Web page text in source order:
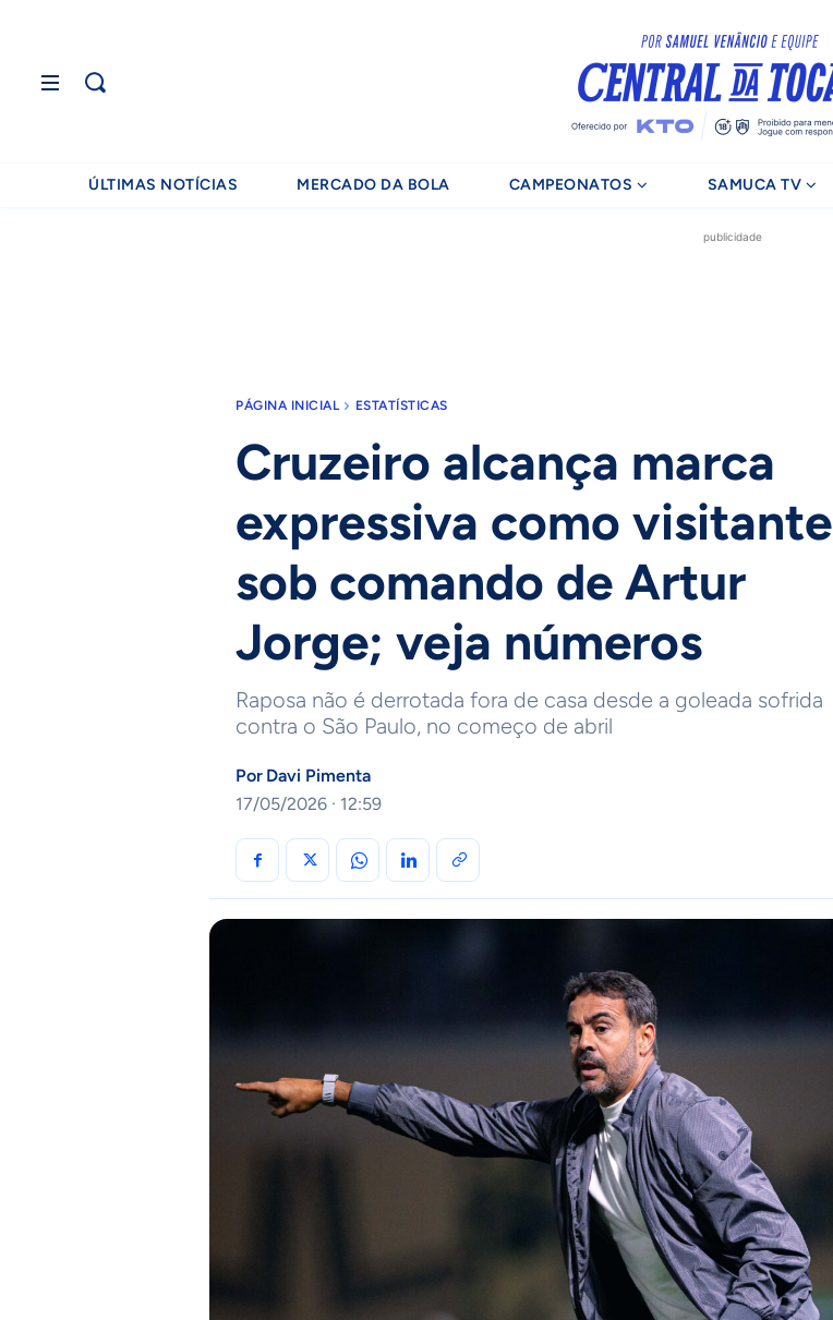
ÚLTIMAS NOTÍCIAS MERCADO DA BOLA CAMPEONATOS SAMUCA TV
publicidade
PÁGINA INICIAL ESTATÍSTICAS
Cruzeiro alcança marca
expressiva como visitante
sob comando de Artur
Jorge; veja números
Raposa não é derrotada fora de casa desde a goleada sofrida
contra o São Paulo, no começo de abril
Por Davi Pimenta
17/05/2026 · 12:59